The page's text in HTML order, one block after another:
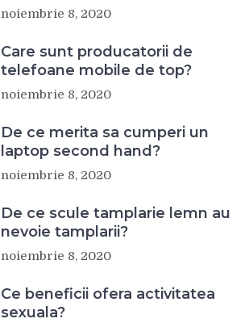
noiembrie 8, 2020
Care sunt producatorii de
telefoane mobile de top?
noiembrie 8, 2020
De ce merita sa cumperi un
laptop second hand?
noiembrie 8, 2020
De ce scule tamplarie lemn au
nevoie tamplarii?
noiembrie 8, 2020
Ce beneficii ofera activitatea
sexuala?